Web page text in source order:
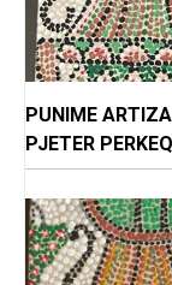
PUNIME
PJETER